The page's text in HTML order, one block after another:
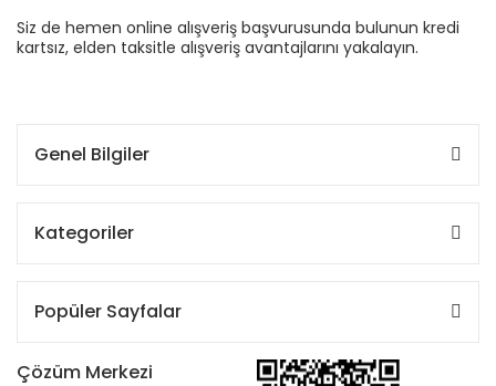
Siz de hemen online alışveriş başvurusunda bulunun kredi
kartsız, elden taksitle alışveriş avantajlarını yakalayın.
Genel Bilgiler
Kategoriler
Popüler Sayfalar
Çözüm Merkezi